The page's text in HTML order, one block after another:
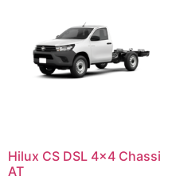
Hilux CS DSL 4×4 Chassi
AT